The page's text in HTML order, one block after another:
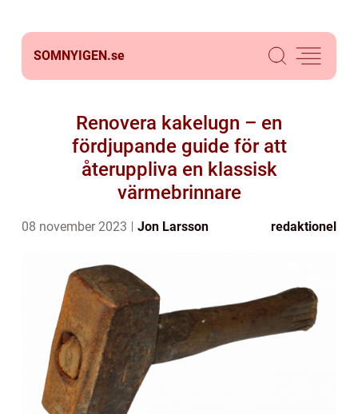
SOMNYIGEN.se
Renovera kakelugn – en
fördjupande guide för att
återuppliva en klassisk
värmebrinnare
08 november 2023 Jon Larsson redaktionel